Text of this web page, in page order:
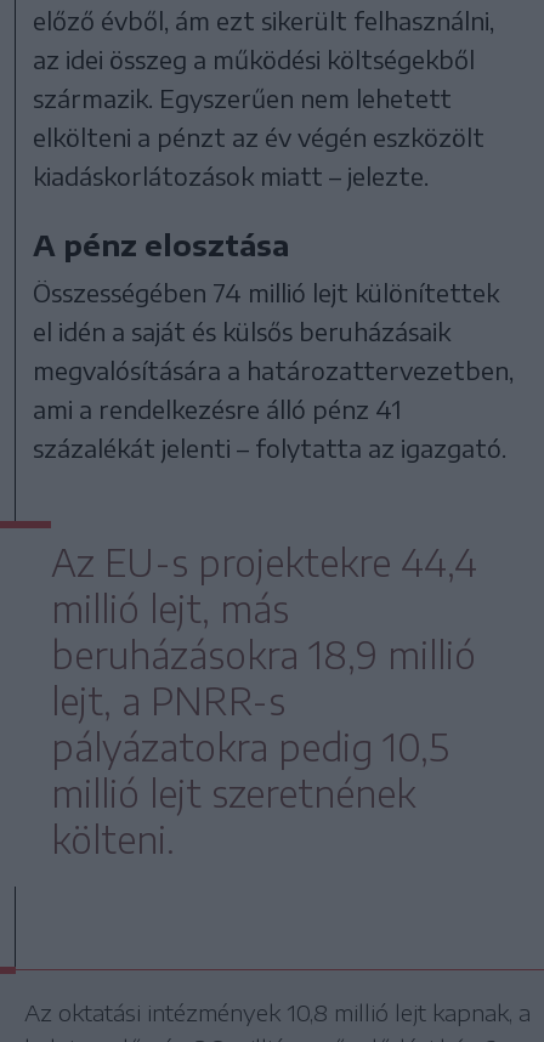
előző évből, ám ezt sikerült felhasználni,
az idei összeg a működési költségekből
származik. Egyszerűen nem lehetett
elkölteni a pénzt az év végén eszközölt
kiadáskorlátozások miatt – jelezte.
A pénz elosztása
Összességében 74 millió lejt különítettek
el idén a saját és külsős beruházásaik
megvalósítására a határozattervezetben,
ami a rendelkezésre álló pénz 41
százalékát jelenti – folytatta az igazgató.
Az EU-s projektekre 44,4
millió lejt, más
beruházásokra 18,9 millió
lejt, a PNRR-s
pályázatokra pedig 10,5
millió lejt szeretnének
költeni.
Az oktatási intézmények 10,8 millió lejt kapnak, a